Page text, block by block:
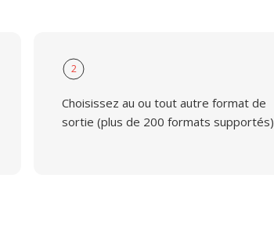
2
Choisissez au ou tout autre format de
sortie (plus de 200 formats supportés)